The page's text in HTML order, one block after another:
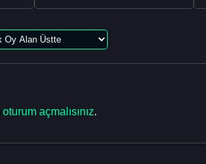
oturum açmalısınız.